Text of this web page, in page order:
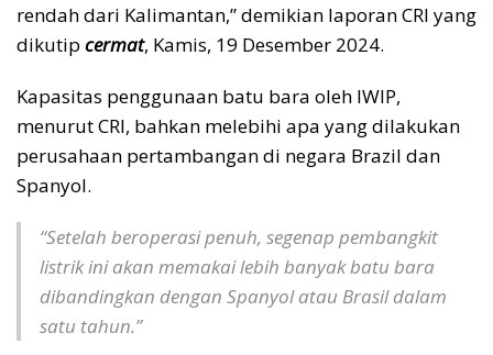
rendah dari Kalimantan,” demikian laporan CRI yang
dikutip cermat, Kamis, 19 Desember 2024.
Kapasitas penggunaan batu bara oleh IWIP,
menurut CRI, bahkan melebihi apa yang dilakukan
perusahaan pertambangan di negara Brazil dan
Spanyol.
“Setelah beroperasi penuh, segenap pembangkit
listrik ini akan memakai lebih banyak batu bara
dibandingkan dengan Spanyol atau Brasil dalam
satu tahun.”